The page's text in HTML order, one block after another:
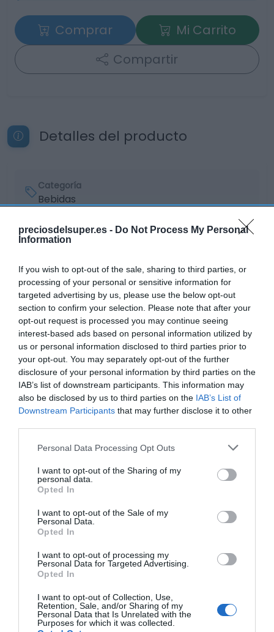
preciosdelsuper.es - Do Not Process My Personal
Information
If you wish to opt-out of the sale, sharing to third parties, or
processing of your personal or sensitive information for
targeted advertising by us, please use the below opt-out
section to confirm your selection. Please note that after your
opt-out request is processed you may continue seeing
interest-based ads based on personal information utilized by
us or personal information disclosed to third parties prior to
your opt-out. You may separately opt-out of the further
disclosure of your personal information by third parties on the
IAB’s list of downstream participants. This information may
also be disclosed by us to third parties on the IAB’s List of
Downstream Participants that may further disclose it to other
Please note that this website/app uses one or more Google
not limited to your visit or usage behaviour. You may click to
grant or deny consent to Google and its third-party tags to
use your data for below specified purposes in below Google
consent section.
Personal Data Processing Opt Outs
I want to opt-out of the Sharing of my
personal data.
Opted In
I want to opt-out of the Sale of my
Personal Data.
Opted In
I want to opt-out of processing my
Personal Data for Targeted Advertising.
Opted In
I want to opt-out of Collection, Use,
Retention, Sale, and/or Sharing of my
Personal Data that Is Unrelated with the
Purposes for which it was collected.
Comprar
Mi Carrito
Compartir
Detalles del producto
Categoría
Bebidas
Subcategoría
Supermercado
EL CORTE INGLÉS
Seguimiento desde
05 May 2023
Descripción del producto
Información general
Denominación del alimento:
Bodega Cuatro Rayas S. Coop.
AgroalimentariaDirección del operador:
Camino de la fuentecilla s/n La Seca
(Valladolid)Lugar de procedencia del alimento:
D.O RuedaCantidad Neta:
75 CentilitrosPorcentaje de alcohol:
13%Notas de cata Color amarillo pajizo con reflejos
verdosos. Aromas frecos a fruta cítrica y